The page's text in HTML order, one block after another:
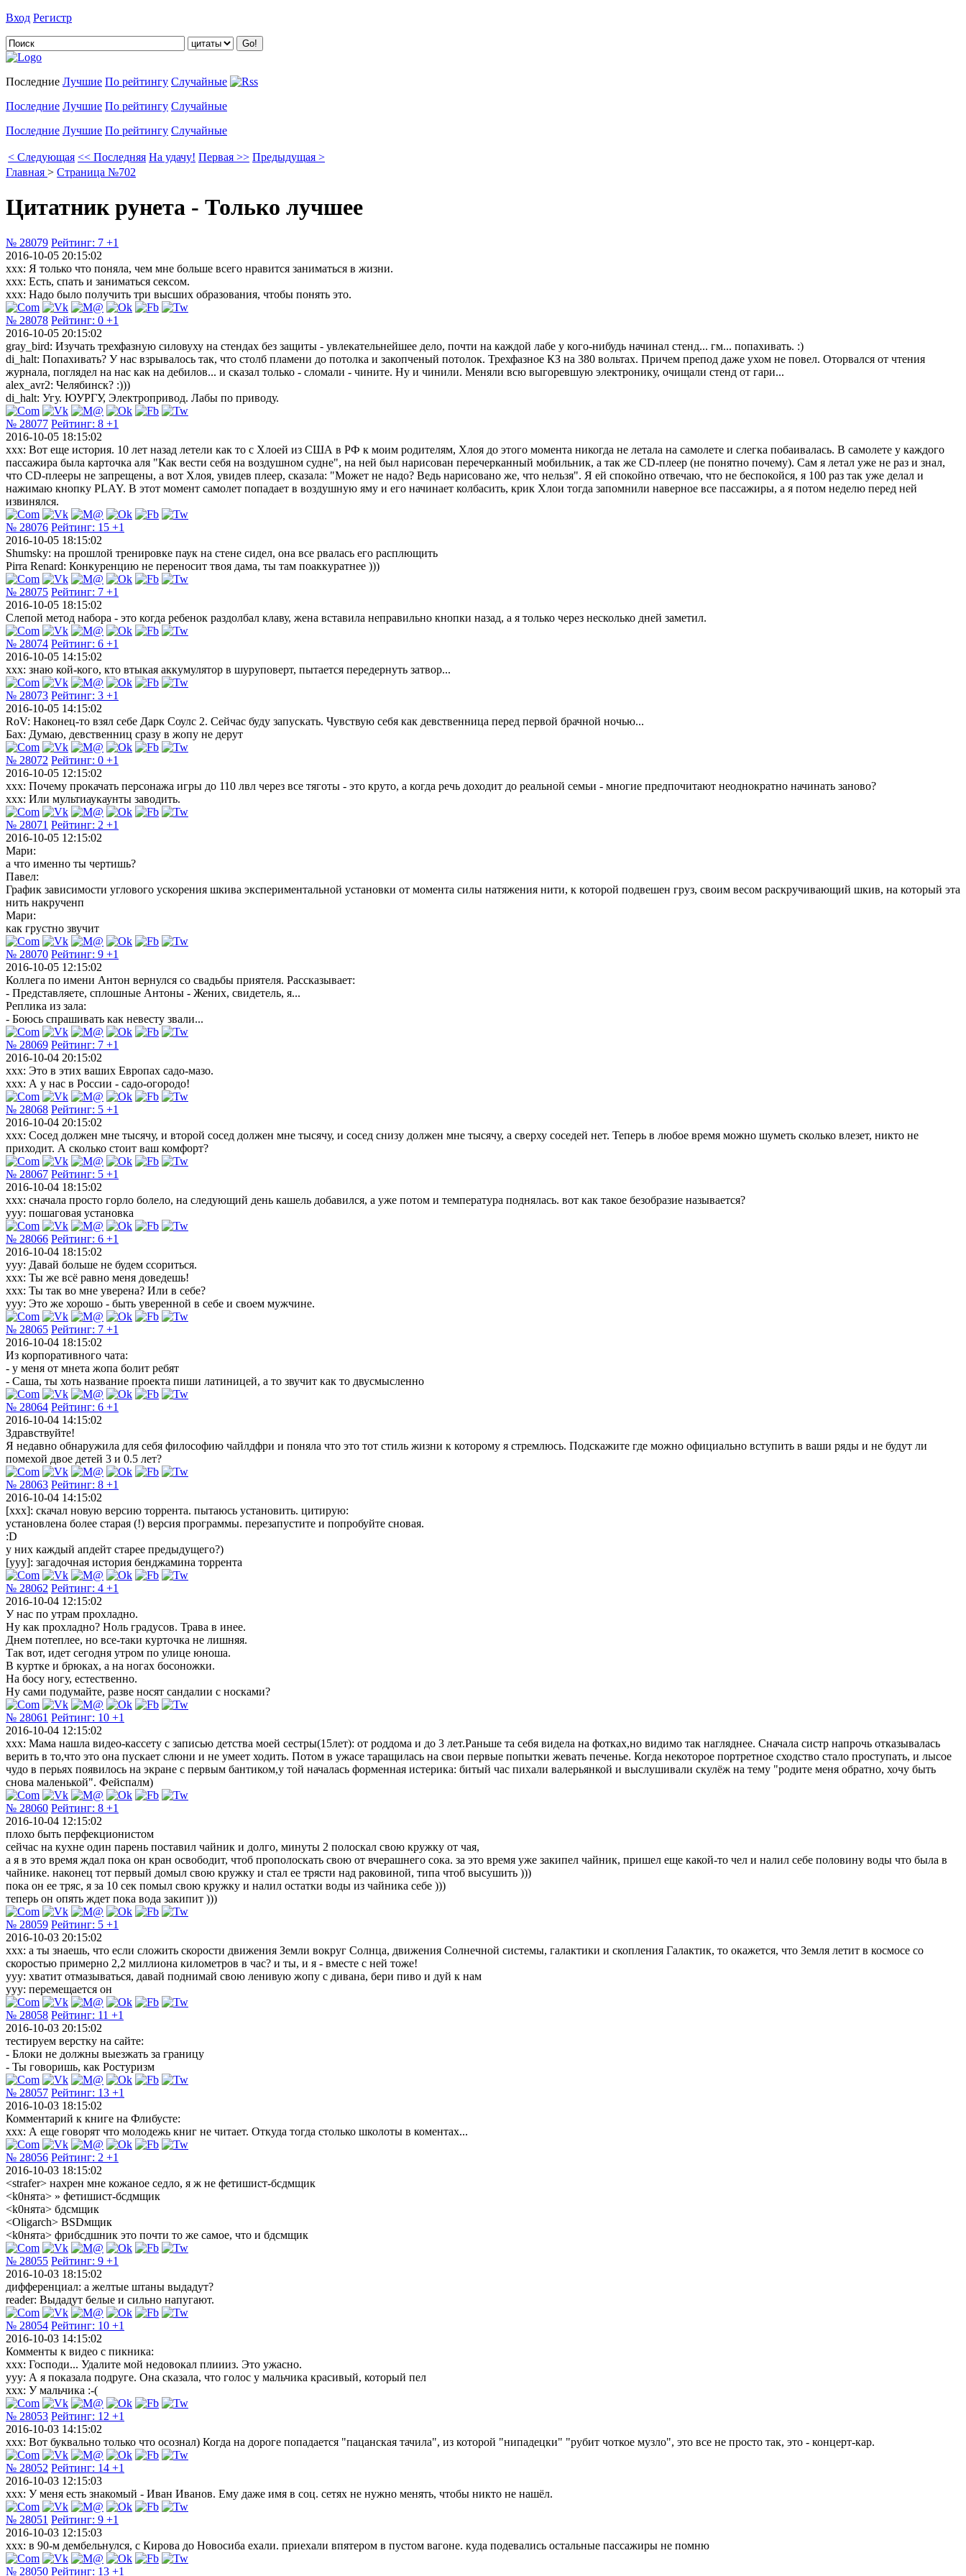
Вход Регистр
Последние Лучшие По рейтингу Случайные
Последние Лучшие По рейтингу Случайные
Последние Лучшие По рейтингу Случайные
< Следующая << Последняя На удачу! Первая >> Предыдущая >
Главная > Страница №702
Цитатник рунета - Только лучшее
№ 28079 Рейтинг: 7 +1
2016-10-05 20:15:02
xxx: Я только что поняла, чем мне больше всего нравится заниматься в жизни.
xxx: Есть, спать и заниматься сексом.
xxx: Надо было получить три высших образования, чтобы понять это.
№ 28078 Рейтинг: 0 +1
2016-10-05 20:15:02
gray_bird: Изучать трехфазную силовуху на стендах без защиты - увлекательнейшее дело, почти на каждой лабе у кого-нибудь начинал стенд... гм... попахивать. :)
di_halt: Попахивать? У нас взрывалось так, что столб пламени до потолка и закопченый потолок. Трехфазное КЗ на 380 вольтах. Причем препод даже ухом не повел. Оторвался от чтения
журнала, поглядел на нас как на дебилов... и сказал только - сломали - чините. Ну и чинили. Меняли всю выгоревшую электронику, очищали стенд от гари...
alex_avr2: Челябинск? :)))
di_halt: Угу. ЮУРГУ, Электропривод. Лабы по приводу.
№ 28077 Рейтинг: 8 +1
2016-10-05 18:15:02
xxx: Вот еще история. 10 лет назад летели как то с Хлоей из США в РФ к моим родителям, Хлоя до этого момента никогда не летала на самолете и слегка побаивалась. В самолете у каждого
пассажира была карточка аля "Как вести себя на воздушном судне", на ней был нарисован перечерканный мобильник, а так же CD-плеер (не понятно почему). Сам я летал уже не раз и знал,
что CD-плееры не запрещены, а вот Хлоя, увидев плеер, сказала: "Может не надо? Ведь нарисовано же, что нельзя". Я ей спокойно отвечаю, что не беспокойся, я 100 раз так уже делал и
нажимаю кнопку PLAY. В этот момент самолет попадает в воздушную яму и его начинает колбасить, крик Хлои тогда запомнили наверное все пассажиры, а я потом неделю перед ней
извинялся.
№ 28076 Рейтинг: 15 +1
2016-10-05 18:15:02
Shumsky: на прошлой тренировке паук на стене сидел, она все рвалась его расплющить
Pirra Renard: Конкуренцию не переносит твоя дама, ты там поаккуратнее )))
№ 28075 Рейтинг: 7 +1
2016-10-05 18:15:02
Слепой метод набора - это когда ребенок раздолбал клаву, жена вставила неправильно кнопки назад, а я только через несколько дней заметил.
№ 28074 Рейтинг: 6 +1
2016-10-05 14:15:02
xxx: знаю кой-кого, кто втыкая аккумулятор в шуруповерт, пытается передернуть затвор...
№ 28073 Рейтинг: 3 +1
2016-10-05 14:15:02
RoV: Наконец-то взял себе Дарк Соулс 2. Сейчас буду запускать. Чувствую себя как девственница перед первой брачной ночью...
Бах: Думаю, девственниц сразу в жопу не дерут
№ 28072 Рейтинг: 0 +1
2016-10-05 12:15:02
xxx: Почему прокачать персонажа игры до 110 лвл через все тяготы - это круто, а когда речь доходит до реальной семьи - многие предпочитают неоднократно начинать заново?
xxx: Или мультиаукаунты заводить.
№ 28071 Рейтинг: 2 +1
2016-10-05 12:15:02
Мари:
а что именно ты чертишь?
Павел:
График зависимости углового ускорения шкива экспериментальной установки от момента силы натяжения нити, к которой подвешен груз, своим весом раскручивающий шкив, на который эта
нить накрученп
Мари:
как грустно звучит
№ 28070 Рейтинг: 9 +1
2016-10-05 12:15:02
Коллега по имени Антон вернулся со свадьбы приятеля. Рассказывает:
- Представляете, сплошные Антоны - Жених, свидетель, я...
Реплика из зала:
- Боюсь спрашивать как невесту звали...
№ 28069 Рейтинг: 7 +1
2016-10-04 20:15:02
xxx: Это в этих ваших Европах садо-мазо.
xxx: А у нас в России - садо-огородо!
№ 28068 Рейтинг: 5 +1
2016-10-04 20:15:02
xxx: Сосед должен мне тысячу, и второй сосед должен мне тысячу, и сосед снизу должен мне тысячу, а сверху соседей нет. Теперь в любое время можно шуметь сколько влезет, никто не
приходит. А сколько стоит ваш комфорт?
№ 28067 Рейтинг: 5 +1
2016-10-04 18:15:02
xxx: сначала просто горло болело, на следующий день кашель добавился, а уже потом и температура поднялась. вот как такое безобразие называется?
yyy: пошаговая установка
№ 28066 Рейтинг: 6 +1
2016-10-04 18:15:02
ууу: Давай больше не будем ссориться.
ххх: Ты же всё равно меня доведешь!
ххх: Ты так во мне уверена? Или в себе?
ууу: Это же хорошо - быть уверенной в себе и своем мужчине.
№ 28065 Рейтинг: 7 +1
2016-10-04 18:15:02
Из корпоративного чата:
- у меня от мнета жопа болит ребят
- Саша, ты хоть название проекта пиши латиницей, а то звучит как то двусмысленно
№ 28064 Рейтинг: 6 +1
2016-10-04 14:15:02
Здравствуйте!
Я недавно обнаружила для себя философию чайлдфри и поняла что это тот стиль жизни к которому я стремлюсь. Подскажите где можно официально вступить в ваши ряды и не будут ли
помехой двое детей 3 и 0.5 лет?
№ 28063 Рейтинг: 8 +1
2016-10-04 14:15:02
[xxx]: скачал новую версию торрента. пытаюсь установить. цитирую:
установлена более старая (!) версия программы. перезапустите и попробуйте сновая.
:D
у них каждый апдейт старее предыдущего?)
[yyy]: загадочная история бенджамина торрента
№ 28062 Рейтинг: 4 +1
2016-10-04 12:15:02
У нас по утрам прохладно.
Ну как прохладно? Ноль градусов. Трава в инее.
Днем потеплее, но все-таки курточка не лишняя.
Так вот, идет сегодня утром по улице юноша.
В куртке и брюках, а на ногах босоножки.
На босу ногу, естественно.
Ну сами подумайте, разве носят сандалии с носками?
№ 28061 Рейтинг: 10 +1
2016-10-04 12:15:02
xxx: Мама нашла видео-кассету с записью детства моей сестры(15лет): от роддома и до 3 лет.Раньше та себя видела на фотках,но видимо так нагляднее. Сначала систр напрочь отказывалась
верить в то,что это она пускает слюни и не умеет ходить. Потом в ужасе таращилась на свои первые попытки жевать печенье. Когда некоторое портретное сходство стало проступать, и лысое
чудо в перьях появилось на экране с первым бантиком,у той началась форменная истерика: битый час пихали валерьянкой и выслушивали скулёж на тему "родите меня обратно, хочу быть
снова маленькой". Фейспалм)
№ 28060 Рейтинг: 8 +1
2016-10-04 12:15:02
плохо быть перфекционистом
сейчас на кухне один парень поставил чайник и долго, минуты 2 полоскал свою кружку от чая,
а я в это время ждал пока он кран освободит, чтоб прополоскать свою от вчерашнего сока. за это время уже закипел чайник, пришел еще какой-то чел и налил себе половину воды что была в
чайнике. наконец тот первый домыл свою кружку и стал ее трясти над раковиной, типа чтоб высушить )))
пока он ее тряс, я за 10 сек помыл свою кружку и налил остатки воды из чайника себе )))
теперь он опять ждет пока вода закипит )))
№ 28059 Рейтинг: 5 +1
2016-10-03 20:15:02
xxx: а ты знаешь, что если сложить скорости движения Земли вокруг Солнца, движения Солнечной системы, галактики и скопления Галактик, то окажется, что Земля летит в космосе со
скоростью примерно 2,2 миллиона километров в час? и ты, и я - вместе с ней тоже!
ууy: хватит отмазываться, давай поднимай свою ленивую жопу с дивана, бери пиво и дуй к нам
ууy: перемещается он
№ 28058 Рейтинг: 11 +1
2016-10-03 20:15:02
тестируем верстку на сайте:
- Блоки не должны выезжать за границу
- Ты говоришь, как Ростуризм
№ 28057 Рейтинг: 13 +1
2016-10-03 18:15:02
Комментарий к книге на Флибусте:
xxx: А еще говорят что молодежь книг не читает. Откуда тогда столько школоты в коментах...
№ 28056 Рейтинг: 2 +1
2016-10-03 18:15:02
<strafer> нахрен мне кожаное седло, я ж не фетишист-бсдмщик
<k0нята> » фетишист-бсдмщик
<k0нята> бдсмщик
<Oligarch> BSDмщик
<k0нята> фрибсдшник это почти то же самое, что и бдсмщик
№ 28055 Рейтинг: 9 +1
2016-10-03 18:15:02
дифференциал: а желтые штаны выдадут?
reader: Выдадут белые и сильно напугают.
№ 28054 Рейтинг: 10 +1
2016-10-03 14:15:02
Комменты к видео с пикника:
ххх: Господи... Удалите мой недовокал плиииз. Это ужасно.
ууу: А я показала подруге. Она сказала, что голос у мальчика красивый, который пел
ххх: У мальчика :-(
№ 28053 Рейтинг: 12 +1
2016-10-03 14:15:02
xxx: Вот буквально только что осознал) Когда на дороге попадается "пацанская тачила", из которой "нипадецки" "рубит чоткое музло", это все не просто так, это - концерт-кар.
№ 28052 Рейтинг: 14 +1
2016-10-03 12:15:03
xxx: У меня есть знакомый - Иван Иванов. Ему даже имя в соц. сетях не нужно менять, чтобы никто не нашёл.
№ 28051 Рейтинг: 9 +1
2016-10-03 12:15:03
xxx: в 90-м дембельнулся, с Кирова до Новосиба ехали. приехали впятером в пустом вагоне. куда подевались остальные пассажиры не помню
№ 28050 Рейтинг: 13 +1